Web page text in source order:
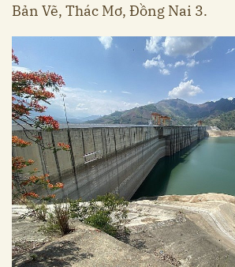
Bản Vẽ, Thác Mơ, Đồng Nai 3.